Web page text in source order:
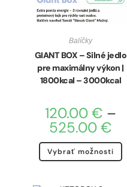
Balíčky
GIANT BOX – Silné jedlo
pre maximálny výkon |
1800kcal – 3000kcal
120.00€ –
525.00€
Vybrať možnosti